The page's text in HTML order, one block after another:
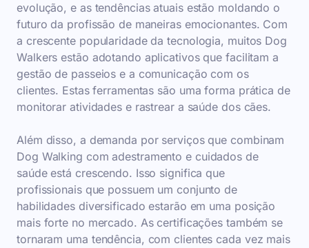
evolução, e as tendências atuais estão moldando o
futuro da profissão de maneiras emocionantes. Com
a crescente popularidade da tecnologia, muitos Dog
Walkers estão adotando aplicativos que facilitam a
gestão de passeios e a comunicação com os
clientes. Estas ferramentas são uma forma prática de
monitorar atividades e rastrear a saúde dos cães.
Além disso, a demanda por serviços que combinam
Dog Walking com adestramento e cuidados de
saúde está crescendo. Isso significa que
profissionais que possuem um conjunto de
habilidades diversificado estarão em uma posição
mais forte no mercado. As certificações também se
tornaram uma tendência, com clientes cada vez mais